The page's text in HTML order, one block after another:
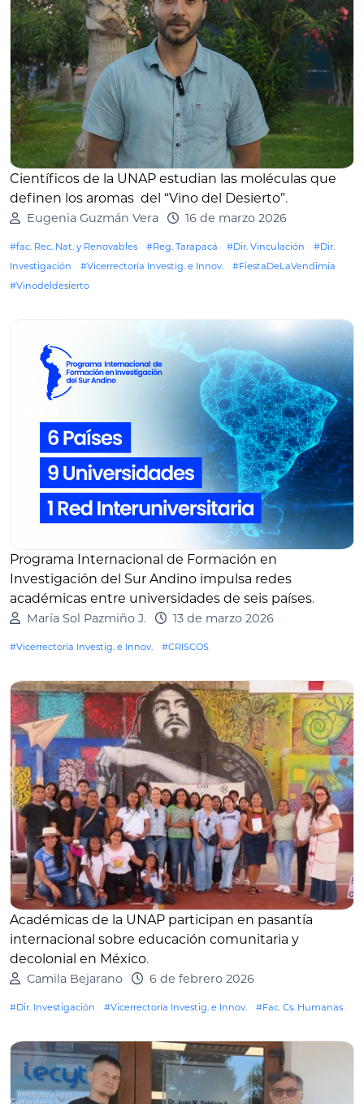
Científicos de la UNAP estudian las moléculas que
definen los aromas del “Vino del Desierto”.
Eugenia Guzmán Vera 16 de marzo 2026
#fac. Rec. Nat. y Renovables #Reg. Tarapacá #Dir. Vinculación
#Dir.
Investigación
#Vicerrectoría Investig. e Innov.
#FiestaDeLaVendimia
#Vinodeldesierto
Programa Internacional de Formación en
Investigación del Sur Andino impulsa redes
académicas entre universidades de seis países.
María Sol Pazmiño J. 13 de marzo 2026
#Vicerrectoría Investig. e Innov. #CRISCOS
Académicas de la UNAP participan en pasantía
internacional sobre educación comunitaria y
decolonial en México.
Camila Bejarano 6 de febrero 2026
#Dir. Investigación #Vicerrectoría Investig. e Innov. #Fac. Cs. Humanas